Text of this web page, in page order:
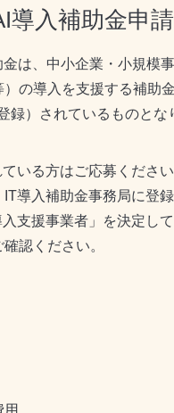
導入補助金申
は、中小企業・小規模
の導入を支援する補助金
録）されているものとな
いる方はご応募ください
導入補助金事務局に登
入支援事業者」を決定し
確認ください。